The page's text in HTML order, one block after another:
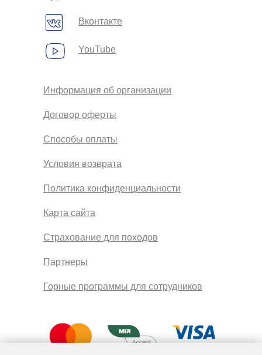
Политика конфиденциальности
Договор оферты
Способы оплаты
Условия возврата
Информация об организации
Вконтакте
YouTube
Карта сайта
Партнеры
Страхование для походов
Горные программы для сотрудников